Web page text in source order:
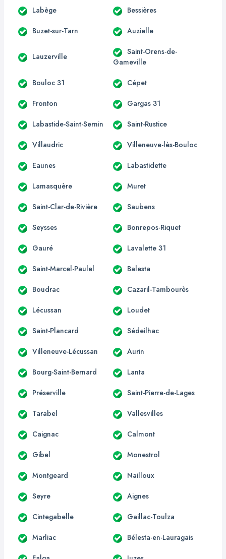
Labège Bessières
Buzet-sur-Tarn Auzielle
Lauzerville
Saint-Orens-de-
Gameville
Bouloc 31 Cépet
Fronton Gargas 31
Labastide-Saint-Sernin Saint-Rustice
Villaudric Villeneuve-lès-Bouloc
Eaunes Labastidette
Lamasquère Muret
Saint-Clar-de-Rivière Saubens
Seysses Bonrepos-Riquet
Gauré Lavalette 31
Saint-Marcel-Paulel Balesta
Boudrac Cazaril-Tambourès
Lécussan Loudet
Saint-Plancard Sédeilhac
Villeneuve-Lécussan Aurin
Bourg-Saint-Bernard Lanta
Préserville Saint-Pierre-de-Lages
Tarabel Vallesvilles
Caignac Calmont
Gibel Monestrol
Montgeard Nailloux
Seyre Aignes
Cintegabelle Gaillac-Toulza
Marliac Bélesta-en-Lauragais